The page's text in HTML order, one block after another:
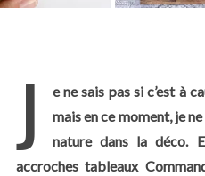
J
e ne sais pas si c’est à
mais en ce moment, je
nature dans la déco.
accroches tableaux